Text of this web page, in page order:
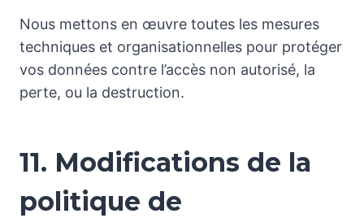
Nous mettons en œuvre toutes les mesures
techniques et organisationnelles pour protéger
vos données contre l’accès non autorisé, la
perte, ou la destruction.
11. Modifications de la
politique de